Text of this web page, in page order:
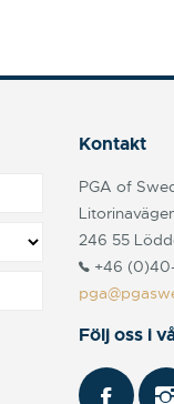
Kontakt
PGA of
246 55
+46
Följ oss i